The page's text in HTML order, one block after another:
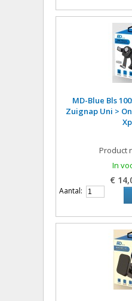
MD-Blue Bls
Zuignap Uni >
Product
In
€
Aantal: